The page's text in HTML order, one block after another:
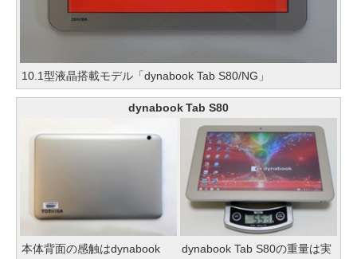
10.1型液晶搭載モデル「dynabook Tab S80/NG」
dynabook Tab S80
本体背面の感触はdynabook
dynabook Tab S80の重量は実